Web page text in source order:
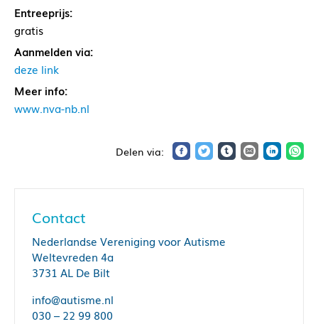
Entreeprijs:
gratis
Aanmelden via:
deze link
Meer info:
www.nva-nb.nl
Contact
Nederlandse Vereniging voor Autisme
Weltevreden 4a
3731 AL De Bilt
info@autisme.nl
030 – 22 99 800